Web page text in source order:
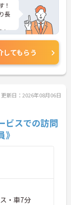
！
長
に
さ
してもらう
更新日：2026年08月06日
ビスでの訪問
・車7分